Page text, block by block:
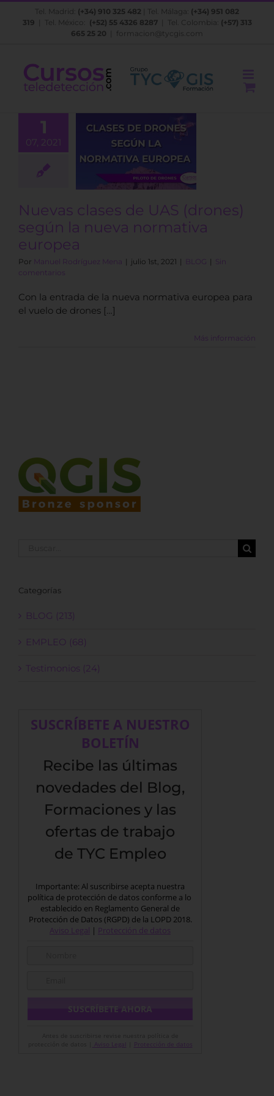
Saltar
Tel. Madrid: (+34) 910 325 482 | Tel. Málaga: (+34) 951 082
319 | Tel. México: (+52) 55 4326 8287| Tel. Colombia: (+57) 313
665 25 20
formacion@tycgis.com
1
07, 2021
(drones)
BLOGNuevas clases de UAS (drones)
según la nueva normativa
europea
Por Manuel Rodríguez Mena | julio 1st, 2021 | BLOG | Sin
comentarios
Con la entrada de la nueva normativa europea para
el vuelo de drones […]
Más información
Categorías
BLOG (213)
EMPLEO (68)
Testimonios (24)
SUSCRÍBETE A NUESTRO
BOLETÍN
Recibe las últimas
novedades del Blog,
Formaciones y las
ofertas de trabajo
de TYC Empleo
Importante: Al suscribirse acepta nuestra
política de protección de datos conforme a lo
establecido en Reglamento General de
Protección de Datos (RGPD) de la LOPD 2018.
Aviso Legal | Protección de datos
Aviso Legal Protección de datos